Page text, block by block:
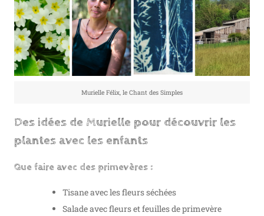
Murielle Félix, le Chant des Simples
Des idées de Murielle pour découvrir les
plantes avec les enfants
Que faire avec des primevères :
Tisane avec les fleurs séchées
Salade avec fleurs et feuilles de primevère